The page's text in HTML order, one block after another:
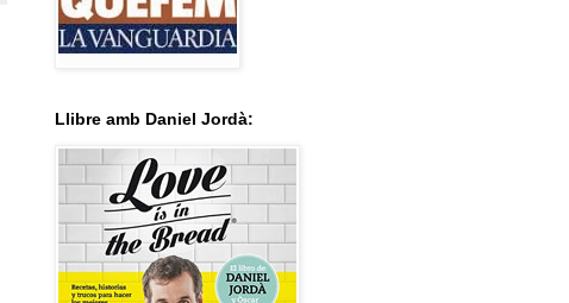
Llibre amb Daniel Jordà: